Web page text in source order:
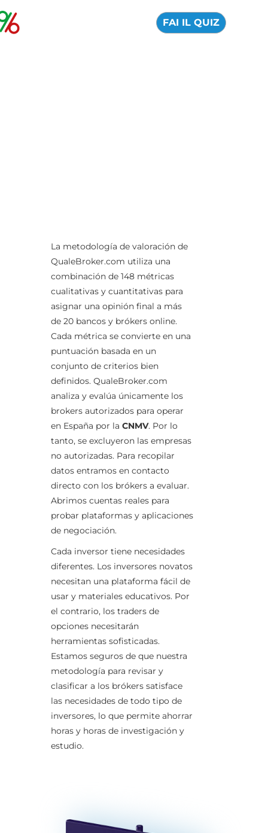
FAI IL QUIZ
La metodología de valoración de
QualeBroker.com utiliza una
combinación de 148 métricas
cualitativas y cuantitativas para
asignar una opinión final a más
de 20 bancos y brókers online.
Cada métrica se convierte en una
puntuación basada en un
conjunto de criterios bien
definidos. QualeBroker.com
analiza y evalúa únicamente los
brokers autorizados para operar
en España por la CNMV. Por lo
tanto, se excluyeron las empresas
no autorizadas. Para recopilar
datos entramos en contacto
directo con los brókers a evaluar.
Abrimos cuentas reales para
probar plataformas y aplicaciones
de negociación.
Cada inversor tiene necesidades
diferentes. Los inversores novatos
necesitan una plataforma fácil de
usar y materiales educativos. Por
el contrario, los traders de
opciones necesitarán
herramientas sofisticadas.
Estamos seguros de que nuestra
metodología para revisar y
clasificar a los brókers satisface
las necesidades de todo tipo de
inversores, lo que permite ahorrar
horas y horas de investigación y
estudio.